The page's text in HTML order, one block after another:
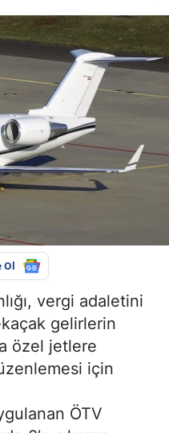
Ol
vergi adaletini
gelirlerin
özel jetlere
için
ÖTV